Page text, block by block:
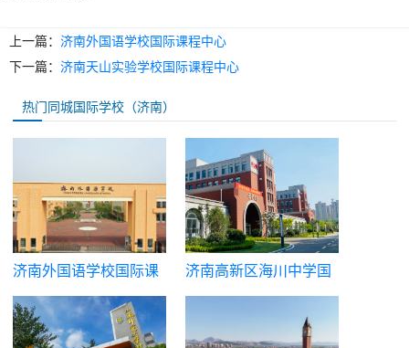
上一篇： 济南外国语学校国际课程中心
下一篇： 济南天山实验学校国际课程中心
热门同城国际学校（济南）
济南外国语学校国际课
程中心
济南高新区海川中学国
际课程班